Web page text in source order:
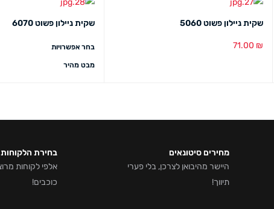
שקית ניילון פשוט 5060
71.00 ₪
שקית ניילון פשוט 6070
בחר אפשרויות
מבט מהיר
מחירים סיטונאים
היישר מהיבואן לצרכן, בלי פערי
תיווך!
בחירת הלקוחות
כוכבים!